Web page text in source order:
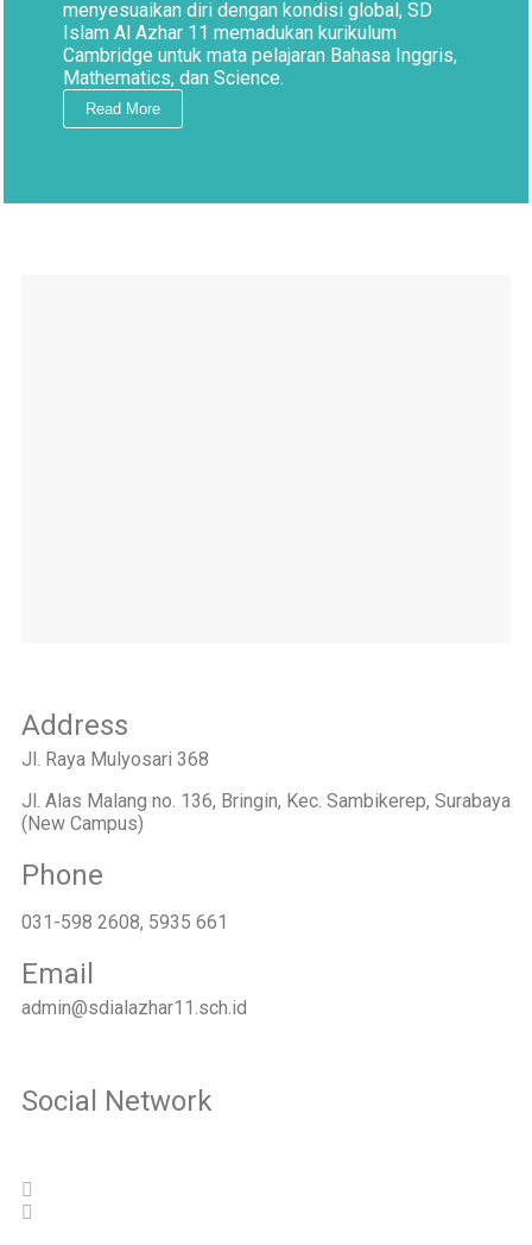
menyesuaikan diri dengan kondisi global, SD
Islam Al Azhar 11 memadukan kurikulum
Cambridge untuk mata pelajaran Bahasa Inggris,
Mathematics, dan Science.
Read More
Address
Jl. Raya Mulyosari 368
Jl. Alas Malang no. 136, Bringin, Kec. Sambikerep, Surabaya
(New Campus)
Phone
031-598 2608, 5935 661
Email
admin@sdialazhar11.sch.id
Social Network